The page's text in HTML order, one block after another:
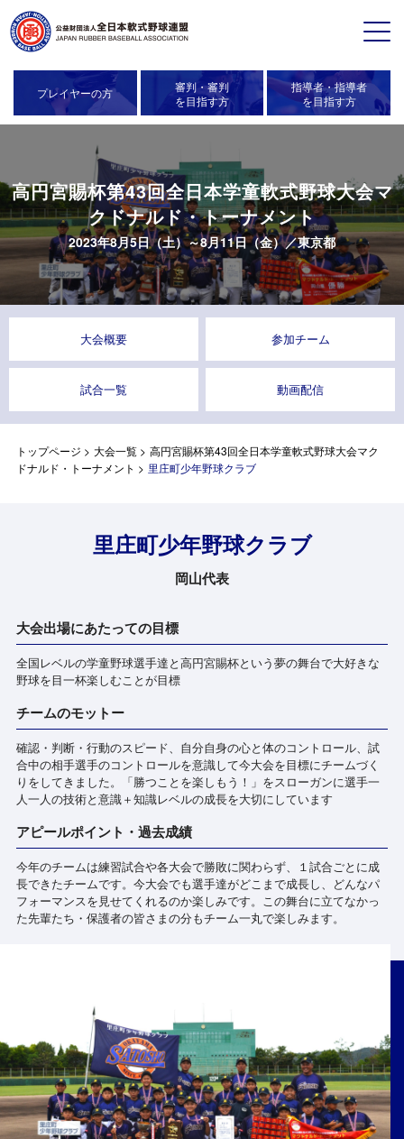
プレイヤーの方
審判・審判
を目指す方
指導者・指導者
を目指す方
高円宮賜杯第43回全日本学童軟式野球大会マ
クドナルド・トーナメント
2023年8月5日（土）～8月11日（金）／東京都
大会概要 参加チーム
試合一覧 動画配信
トップページ > 大会一覧> 高円宮賜杯第43回全日本学童軟式野球大会マク
ドナルド・トーナメント > 里庄町少年野球クラブ
里庄町少年野球クラブ
岡山代表
大会出場にあたっての目標
全国レベルの学童野球選手達と高円宮賜杯という夢の舞台で大好きな
野球を目一杯楽しむことが目標
チームのモットー
確認・判断・行動のスピード、自分自身の心と体のコントロール、試
合中の相手選手のコントロールを意識して今大会を目標にチームづく
りをしてきました。「勝つことを楽しもう！」をスローガンに選手一
人一人の技術と意識＋知識レベルの成長を大切にしています
アピールポイント・過去成績
今年のチームは練習試合や各大会で勝敗に関わらず、１試合ごとに成
長できたチームです。今大会でも選手達がどこまで成長し、どんなパ
フォーマンスを見せてくれるのか楽しみです。この舞台に立てなかっ
た先輩たち・保護者の皆さまの分もチーム一丸で楽しみます。